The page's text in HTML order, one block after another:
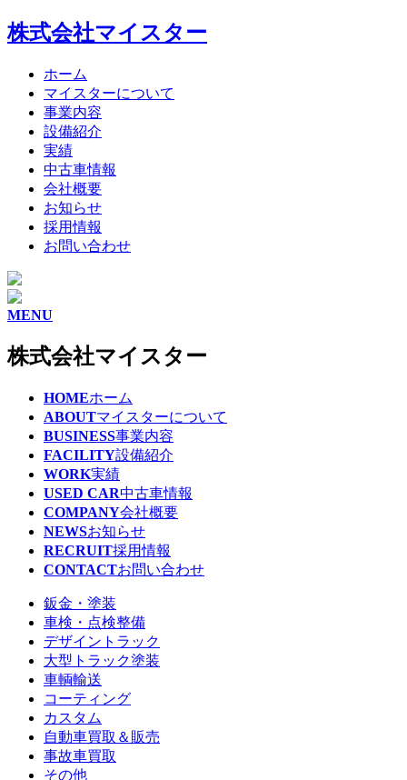
株式会社マイスター
ホーム
マイスターについて
事業内容
設備紹介
実績
中古車情報
会社概要
お知らせ
採用情報
お問い合わせ
MENU
株式会社マイスター
HOMEホーム
ABOUTマイスターについて
BUSINESS事業内容
FACILITY設備紹介
WORK実績
USED CAR中古車情報
COMPANY会社概要
NEWSお知らせ
RECRUIT採用情報
CONTACTお問い合わせ
鈑金・塗装
車検・点検整備
デザイントラック
大型トラック塗装
車輌輸送
コーティング
カスタム
自動車買取＆販売
事故車買取
その他